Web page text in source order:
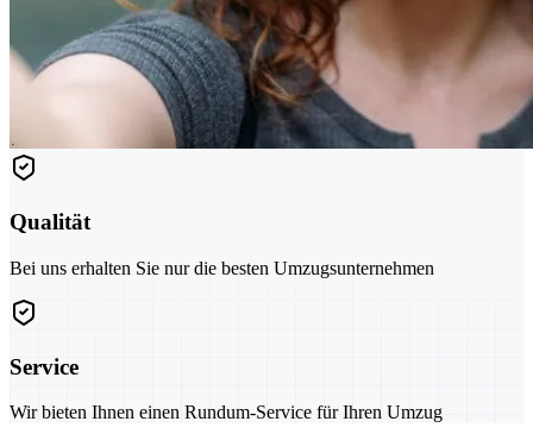
Qualität
Bei uns erhalten Sie nur die besten Umzugsunternehmen
Service
Wir bieten Ihnen einen Rundum-Service für Ihren Umzug